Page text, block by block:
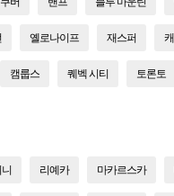
옐로나이프 재스퍼
캠룹스 퀘벡 시티 토론토
리예카 마카르스카